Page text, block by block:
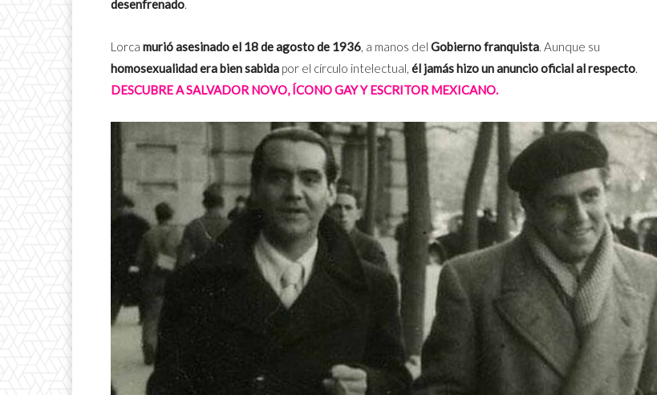
desenfrenado.
Lorca murió asesinado el 18 de agosto de 1936, a manos del Gobierno franquista. Aunque su
homosexualidadera bien sabida por el círculo intelectual, él jamás hizo un anuncio oficial al respecto.
DESCUBRE A SALVADOR NOVO, ÍCONO GAY Y ESCRITOR MEXICANO.